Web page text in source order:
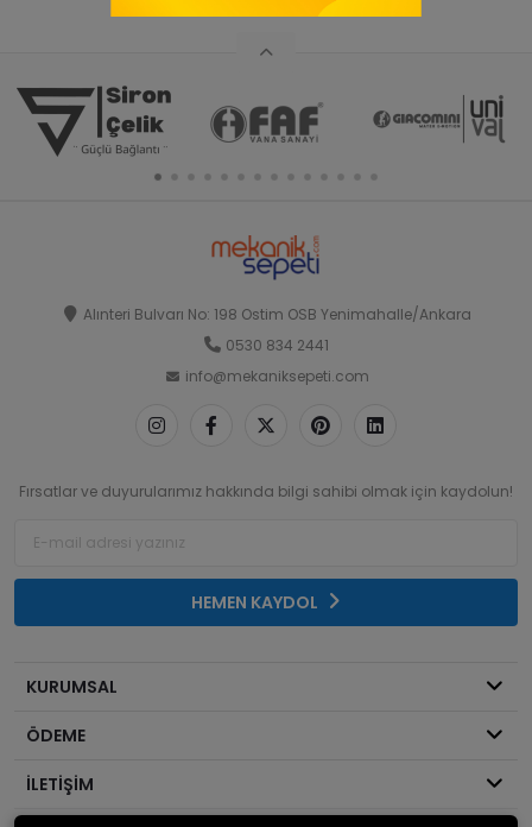
Alınteri Bulvarı No: 198 Ostim OSB Yenimahalle/Ankara
0530 834 2441
info@mekaniksepeti.com
Fırsatlar ve duyurularımız hakkında bilgi sahibi olmak için kaydolun!
HEMEN KAYDOL
KURUMSAL
ÖDEME
İLETİŞİM